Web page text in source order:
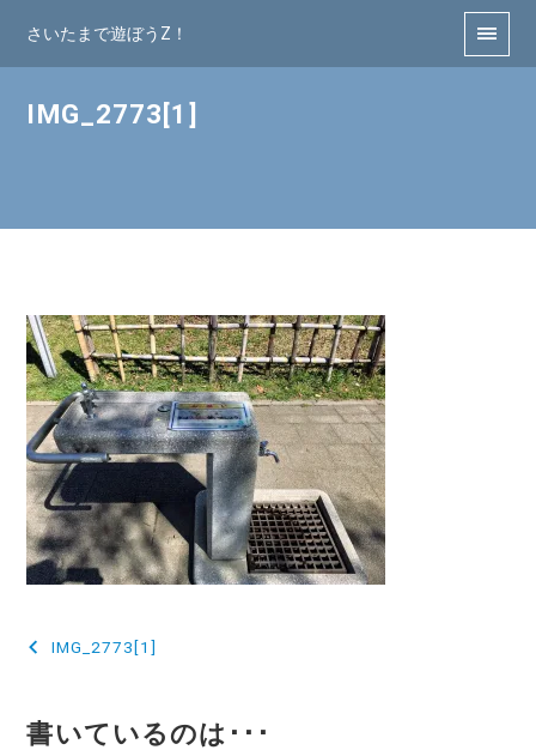
さいたまで遊ぼうZ！
IMG_2773[1]
投
ナ
IMG_2773[1]
書いているのは･･･